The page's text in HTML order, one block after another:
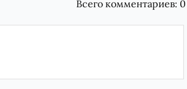
Всего комментариев: 0